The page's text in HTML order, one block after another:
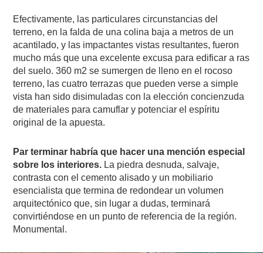
Efectivamente, las particulares circunstancias del
terreno, en la falda de una colina baja a metros de un
acantilado, y las impactantes vistas resultantes, fueron
mucho más que una excelente excusa para edificar a ras
del suelo. 360 m2 se sumergen de lleno en el rocoso
terreno, las cuatro terrazas que pueden verse a simple
vista han sido disimuladas con la elección concienzuda
de materiales para camuflar y potenciar el espíritu
original de la apuesta.
Par terminar habría que hacer una mención especial
sobre los interiores. La piedra desnuda, salvaje,
contrasta con el cemento alisado y un mobiliario
esencialista que termina de redondear un volumen
arquitectónico que, sin lugar a dudas, terminará
convirtiéndose en un punto de referencia de la región.
Monumental.